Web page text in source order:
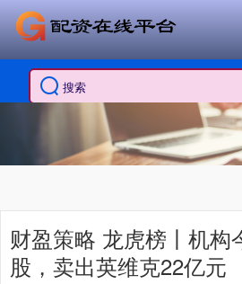
财盈策略 龙虎榜丨机构
股，卖出英维克22亿元